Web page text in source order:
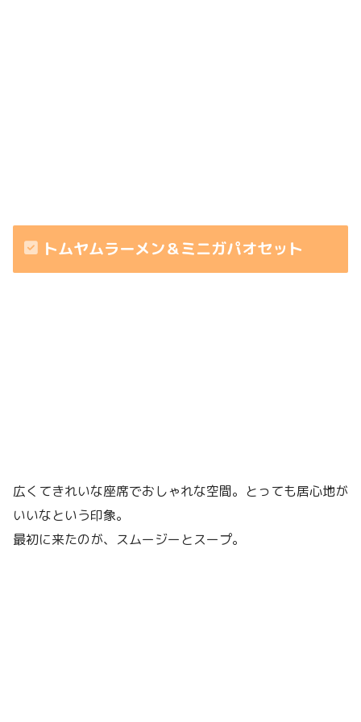
トムヤムラーメン＆ミニガパオセット
広くてきれいな座席でおしゃれな空間。とっても居心地が
いいなという印象。
最初に来たのが、スムージーとスープ。